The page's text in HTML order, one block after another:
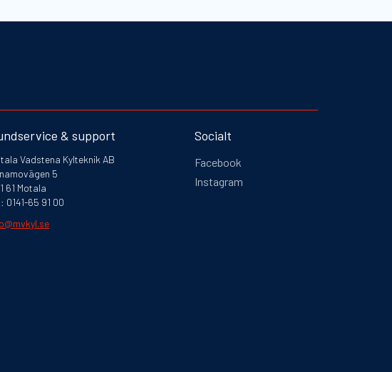
& support
Vadstena Kylteknik AB
5
61 Motala
0141-65 91 00
Socialt
Facebook
Instagram